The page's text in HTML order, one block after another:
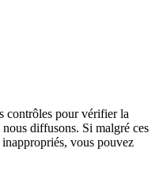
contrôles pour vérifier la
diffusons. Si malgré ces
vous pouvez